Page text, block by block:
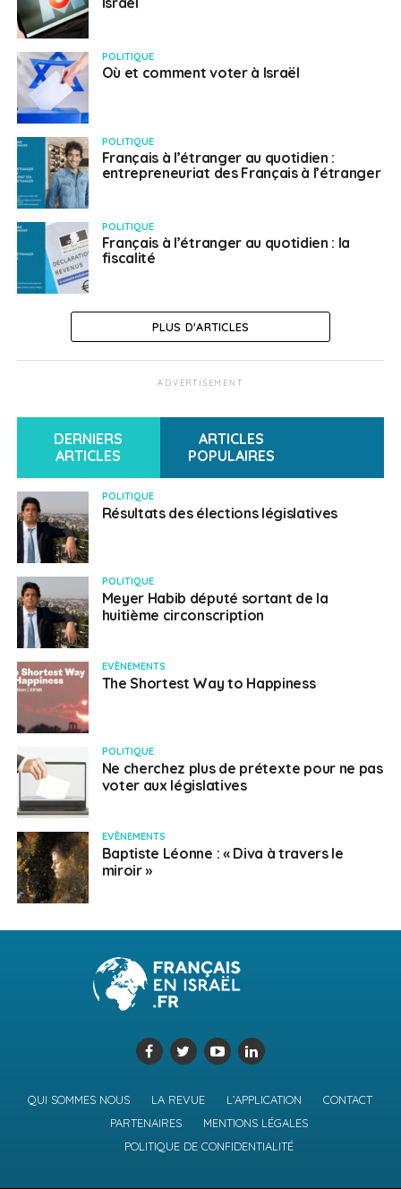
POLITIQUE
Où et comment voter à Israël
POLITIQUE
Français à l’étranger au quotidien :
entrepreneuriat des Français à l’étranger
POLITIQUE
Français à l’étranger au quotidien : la
fiscalité
PLUS D'ARTICLES
ADVERTISEMENT
DERNIERS
ARTICLES
ARTICLES
POPULAIRES
POLITIQUE
Résultats des élections législatives
POLITIQUE
Meyer Habib député sortant de la
huitième circonscription
EVÈNEMENTS
The Shortest Way to Happiness
POLITIQUE
Ne cherchez plus de prétexte pour ne pas
voter aux législatives
EVÈNEMENTS
Baptiste Léonne : « Diva à travers le
miroir »
QUI SOMMES NOUS LA REVUE L’APPLICATION
CONTACT
PARTENAIRES
MENTIONS LÉGALES
POLITIQUE DE CONFIDENTIALITÉ